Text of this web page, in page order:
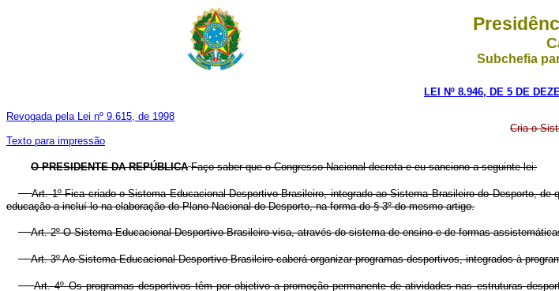
Subchefia
LEI Nº 8.946, DE 5 DE
Revogada pela Lei nº 9.615, de 1998
Texto para impressão
Cria o
O PRESIDENTE DA REPÚBLICA Faço saber que o Congresso Nacional decreta e eu sanciono a seguinte lei:
Art. 1º Fica criado o Sistema Educacional Desportivo Brasileiro, integrado ao Sistema Brasileiro do Desporto, de
educação a incluí-lo na elaboração do Plano Nacional do Desporto, na forma do § 3º do mesmo artigo.
Art. 2º O Sistema Educacional Desportivo Brasileiro visa, através do sistema de ensino e de formas
Art. 3º Ao Sistema Educacional Desportivo Brasileiro caberá organizar programas desportivos, integrados à
Art. 4º Os programas desportivos têm por objetivo a promoção permanente de atividades nas estruturas